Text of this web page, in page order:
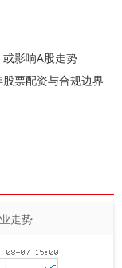
影响A股走势
票配资与合规边界
走势